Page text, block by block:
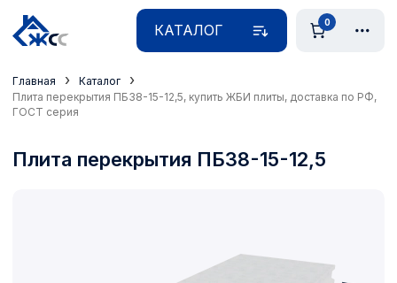
КАТАЛОГ 0
Главная › Каталог ›
Плита перекрытия ПБ38-15-12,5, купить ЖБИ плиты, доставка по РФ,
ГОСТ серия
Плита перекрытия ПБ38-15-12,5